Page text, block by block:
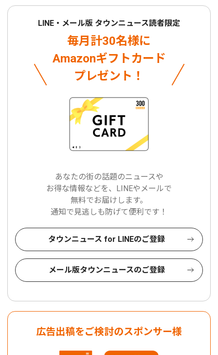
LINE・メール版 タウンニュース読者限定
毎月計30名様に
Amazonギフトカード
プレゼント！
あなたの街の話題のニュースや
お得な情報などを、LINEやメールで
無料でお届けします。
通知で見逃しも防げて便利です！
タウンニュース for LINEのご登録
メール版タウンニュースのご登録
広告出稿をご検討のスポンサー様